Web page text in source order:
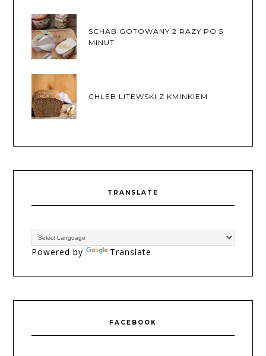
SCHAB GOTOWANY 2 RAZY PO 5
MINUT
CHLEB LITEWSKI Z KMINKIEM
TRANSLATE
Powered by Translate
FACEBOOK